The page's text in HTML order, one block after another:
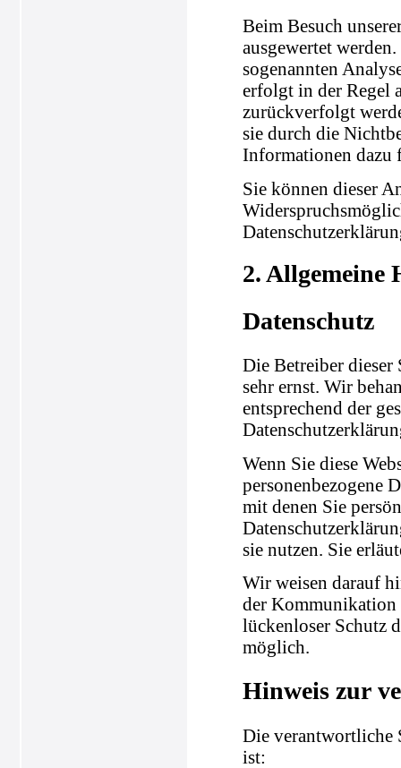
Beim Besuch
ausgewertet
sogenannten
erfolgt in der Regel
zurückverfolgt
sie durch die
Informationen dazu
Sie können dieser
2. Allgemeine
Datenschutz
Die Betreiber dieser
sehr ernst. Wir
entsprechend der
Wenn Sie diese
personenbezogene
mit denen Sie
sie nutzen. Sie
Wir weisen darauf
der Kommunikation
lückenloser Schutz
möglich.
Hinweis zur
Die verantwortliche
ist: